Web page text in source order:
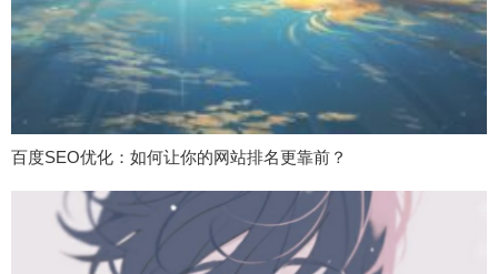
百度SEO优化：如何让你的网站排名更靠前？